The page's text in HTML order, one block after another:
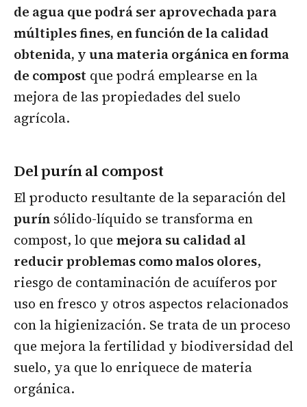
de agua que podrá ser aprovechada para
múltiples fines, en función de la calidad
obtenida, y una materia orgánica en forma
de compost que podrá emplearse en la
mejora de las propiedades del suelo
agrícola.
Del purín al compost
El producto resultante de la separación del
purín sólido-líquido se transforma en
compost, lo que mejora su calidad al
reducir problemas como malos olores,
riesgo de contaminación de acuíferos por
uso en fresco y otros aspectos relacionados
con la higienización. Se trata de un proceso
que mejora la fertilidad y biodiversidad del
suelo, ya que lo enriquece de materia
orgánica.